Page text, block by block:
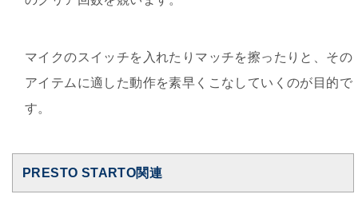
マイクのスイッチを入れたりマッチを擦ったりと、その
アイテムに適した動作を素早くこなしていくのが目的で
す。
PRESTO STARTO関連